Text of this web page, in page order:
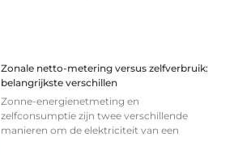
Zonale netto-metering versus zelfverbruik:
belangrijkste verschillen
Zonne-energienetmeting en
zelfconsumptie zijn twee verschillende
manieren om de elektriciteit van een